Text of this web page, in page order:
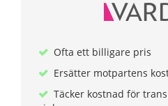
Ofta ett billigare pris
Ersätter motpartens
Täcker kostnad för